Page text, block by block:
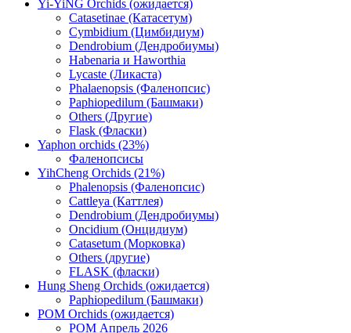
Yi-YiNG Orchids (ожидается)
Catasetinae (Катасетум)
Cymbidium (Цимбидиум)
Dendrobium (Дендробиумы)
Habenaria и Haworthia
Lycaste (Ликаста)
Phalaenopsis (Фаленопсис)
Paphiopedilum (Башмаки)
Others (Другие)
Flask (Фласки)
Yaphon orchids (23%)
Фаленопсисы
YihCheng Orchids (21%)
Phalenopsis (Фаленопсис)
Cattleya (Каттлея)
Dendrobium (Дендробиумы)
Oncidium (Онцидиум)
Catasetum (Морковка)
Others (другие)
FLASK (фласки)
Hung Sheng Orchids (ожидается)
Paphiopedilum (Башмаки)
POM Orchids (ожидается)
POM Апрель 2026